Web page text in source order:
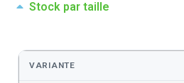
Stock par taille
VARIANTE